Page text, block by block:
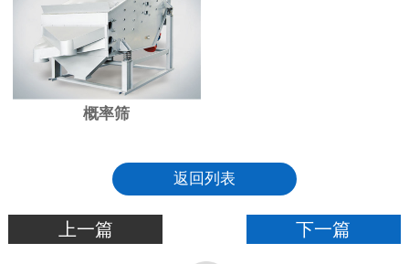
概率筛
返回列表
上一篇 下一篇